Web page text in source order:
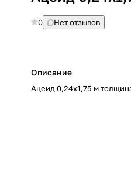
0 Нет отзывов
Описание
Ацеид 0,24х1,75 м